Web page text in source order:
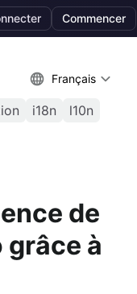
Commencer
Français
i18n l10n
de
à